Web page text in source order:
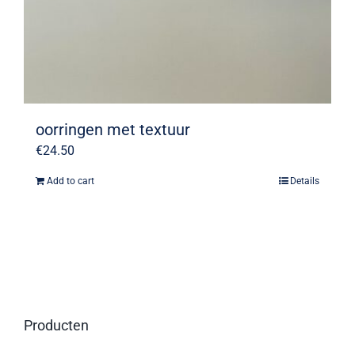
oorringen met textuur
€24.50
Add to cart Details
Producten